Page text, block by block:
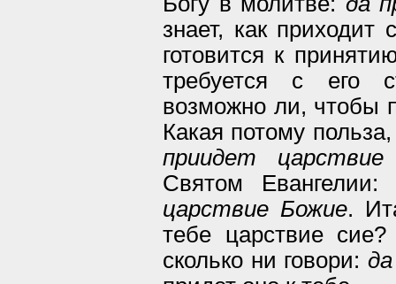
знает, как
готовится к
требуется с его
возможно ли, чтобы
Какая потому
приидет царствие
Святом Евангелии:
царствие Божие.
тебе царствие
сколько ни говори: